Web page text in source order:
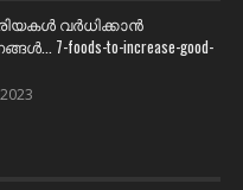
വര്‍ധിക്കാന്‍
7-foods-to-increase-good-